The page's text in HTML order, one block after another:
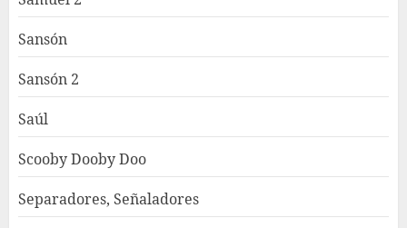
Sansón
Sansón 2
Saúl
Scooby Dooby Doo
Separadores, Señaladores